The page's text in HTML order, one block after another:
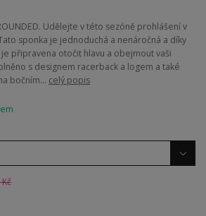
Udělejte v této sezóně prohlášení v
sponka je jednoduchá a nenáročná a díky
připravena otočit hlavu a obejmout vaši
s designem racerback a logem a také
bočním... celý popis